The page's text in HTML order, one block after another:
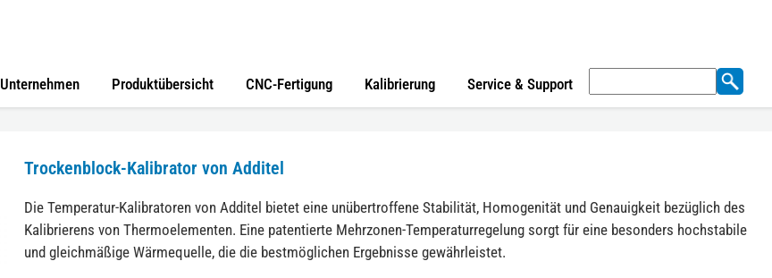
Unternehmen Produktübersicht CNC-Fertigung Kalibrierung Service & Support
Suchen
nach:
Trockenblock-Kalibrator von Additel
Die Temperatur-Kalibratoren von Additel bietet eine unübertroffene Stabilität, Homogenität und Genauigkeit bezüglich des
Kalibrierens von Thermoelementen. Eine patentierte Mehrzonen-Temperaturregelung sorgt für eine besonders hochstabile
und gleichmäßige Wärmequelle, die die bestmöglichen Ergebnisse gewährleistet.